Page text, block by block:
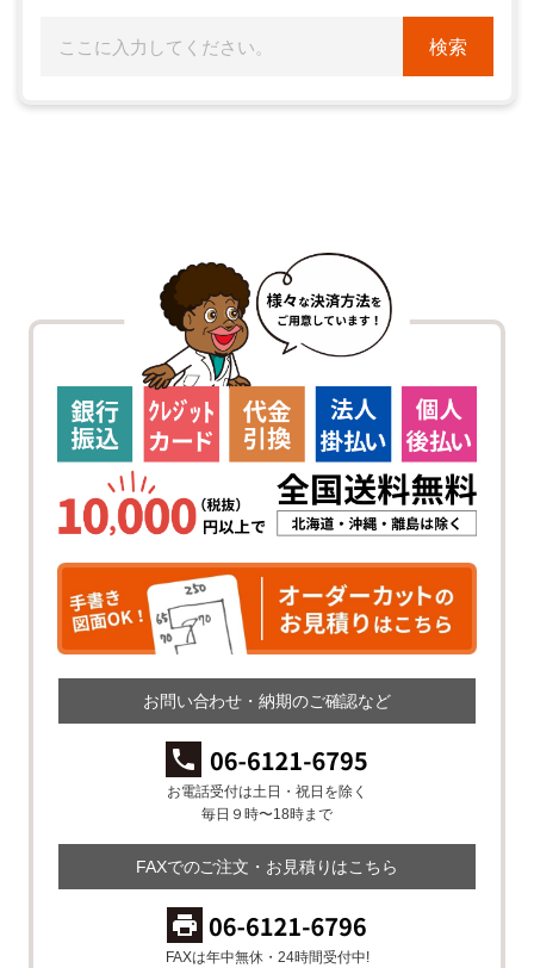
お問い合わせ・納期のご確認など
お電話受付は土日・祝日を除く
毎日９時〜18時まで
FAXでのご注文・お見積りはこちら
FAXは年中無休・24時間受付中!